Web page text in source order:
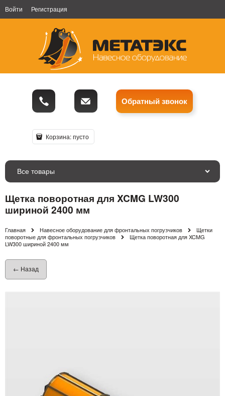
Войти Регистрация
Обратный звонок
Корзина:пусто
Все товары
Щетка поворотная для XCMG LW300
шириной 2400 мм
Главная Навесное оборудование для фронтальных погрузчиков
Щетки
поворотные для фронтальных погрузчиков
Щетка поворотная для XCMG
LW300 шириной 2400 мм
← Назад